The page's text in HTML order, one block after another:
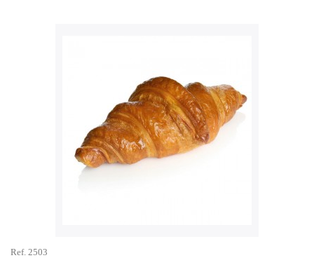
Ref. 2503